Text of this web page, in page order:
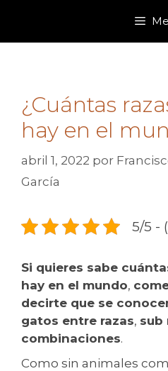
contenido
¿Cuántas
hay en el
abril 1, 2022 por
García
5/5 -
Si quieres sabe
hay en el mundo,
decirte que se
gatos entre razas, sub
combinaciones.
Como sin animales